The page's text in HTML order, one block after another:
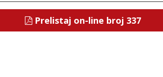
Prelistaj on-line broj 337